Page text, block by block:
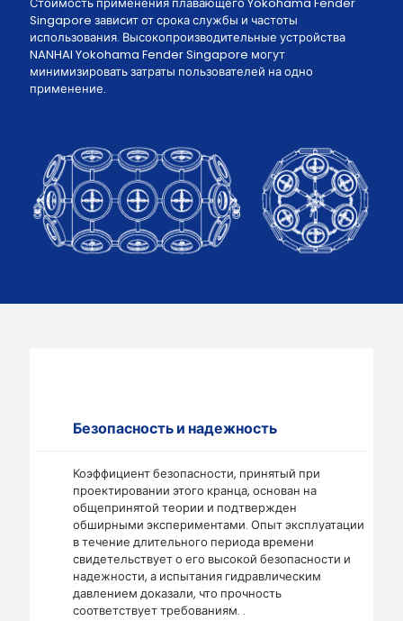
Стоимость применения плавающего Yokohama Fender
Singapore зависит от срока службы и частоты
использования. Высокопроизводительные устройства
NANHAI Yokohama Fender Singapore могут
минимизировать затраты пользователей на одно
применение.
Безопасность и надежность
Коэффициент безопасности, принятый при
проектировании этого кранца, основан на
общепринятой теории и подтвержден
обширными экспериментами. Опыт эксплуатации
в течение длительного периода времени
свидетельствует о его высокой безопасности и
надежности, а испытания гидравлическим
давлением доказали, что прочность
соответствует требованиям. .